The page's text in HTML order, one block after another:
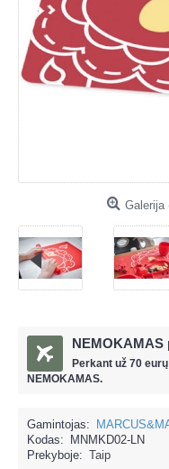
Galerija
NEMOKAMAS
Perkant už 70 eur
NEMOKAMAS.
Gamintojas:
Kodas:
MNMKD02-LN
Prekyboje: Taip